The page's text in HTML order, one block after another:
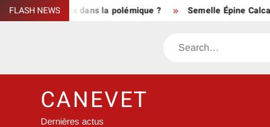
Skip
to
FLASH NEWSsociaux dans la polémique ? Semelle Épine
Search
CANEVET
Dernières actus